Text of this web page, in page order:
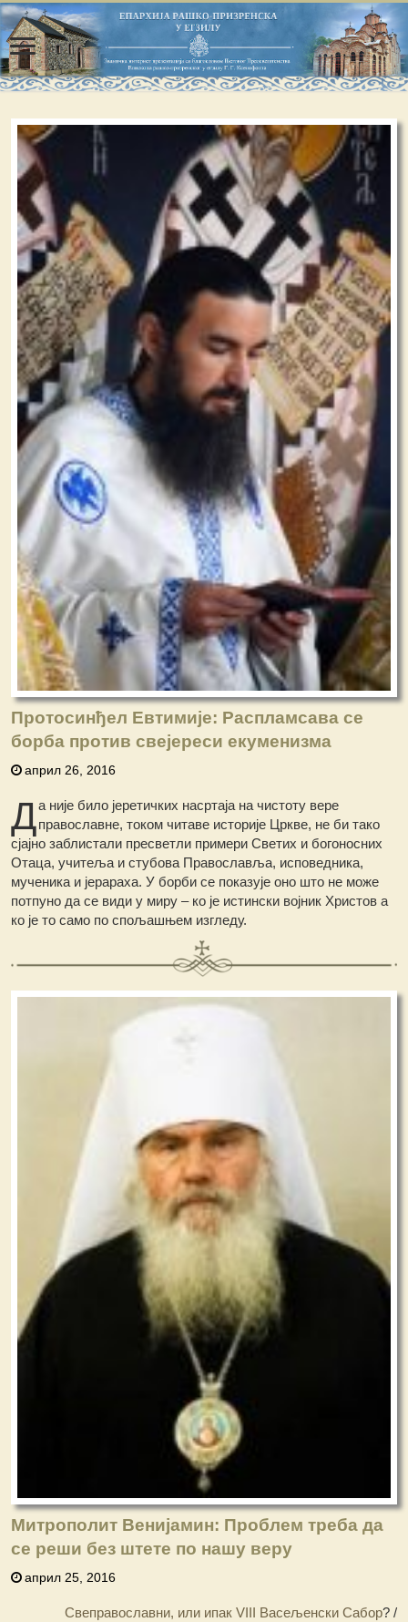
Протосинђел Евтимије: Распламсава се
борба против свејереси екуменизма
април 26, 2016
Да није било јеретичких насртаја на чистоту вере
православне, током читаве историје Цркве, не би тако
сјајно заблистали пресветли примери Светих и богоносних
Отаца, учитеља и стубова Православља, исповедника,
мученика и јерараха. У борби се показује оно што не може
потпуно да се види у миру – ко је истински војник Христов а
ко је то само по спољашњем изгледу.
Митрополит Венијамин: Проблем треба да
се реши без штете по нашу веру
април 25, 2016
Свеправославни, или ипак VIII Васељенски Сабор? /